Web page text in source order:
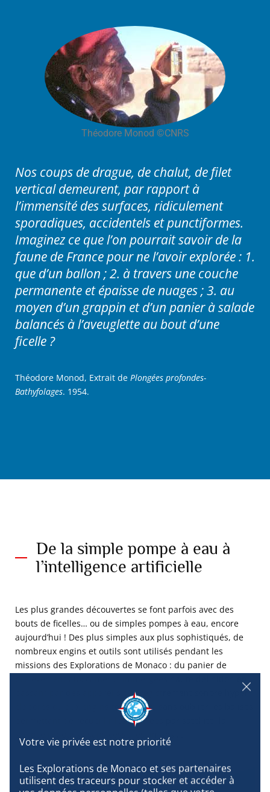
Les Explorations de Monaco et ses partenaires
utilisent des traceurs pour stocker et accéder à
Nos coups de drague, de chalut, de filet
vertical demeurent, par rapport à
l’immensité des surfaces, ridiculement
sporadiques, accidentels et punctiformes.
Imaginez ce que l’on pourrait savoir de la
faune de France pour ne l’avoir explorée : 1.
que d’un ballon ; 2. à travers une couche
permanente et épaisse de nuages ; 3. au
moyen d’un grappin et d’un panier à salade
balancés à l’aveuglette au bout d’une
ficelle ?
Théodore Monod, Extrait de Plongées profondes-
Bathyfolages. 1954.
Théodore Monod ©CNRS
De la simple pompe à eau à
l’intelligence artificielle
Les plus grandes découvertes se font parfois avec des
bouts de ficelles… ou de simples pompes à eau, encore
aujourd’hui ! Des plus simples aux plus sophistiqués, de
nombreux engins et outils sont utilisés pendant les
missions des Explorations de Monaco : du panier de
passant par des appareils d’enregistrement sonore hyper
élaborés ou aux engins téléguidés, sans oublier les balises
permettant de recueillir les données par satellite, la